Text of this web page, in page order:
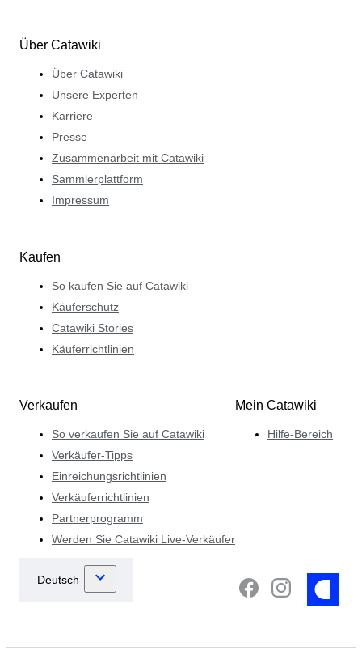
Über Catawiki
Über Catawiki
Unsere Experten
Karriere
Presse
Zusammenarbeit mit Catawiki
Sammlerplattform
Impressum
Kaufen
So kaufen Sie auf Catawiki
Käuferschutz
Catawiki Stories
Käuferrichtlinien
Verkaufen
So verkaufen Sie auf Catawiki
Verkäufer-Tipps
Einreichungsrichtlinien
Verkäuferrichtlinien
Partnerprogramm
Werden Sie Catawiki Live-Verkäufer
Mein Catawiki
Hilfe-Bereich